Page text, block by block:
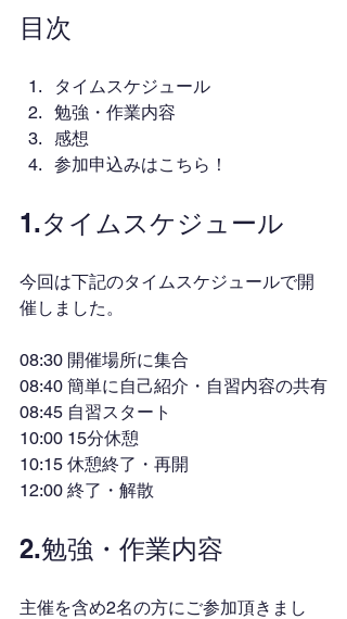
目次
タイムスケジュール
勉強・作業内容
感想
参加申込みはこちら！
1.タイムスケジュール
今回は下記のタイムスケジュールで開
催しました。
08:30 開催場所に集合
08:40 簡単に自己紹介・自習内容の共有
08:45 自習スタート
10:00 15分休憩
10:15 休憩終了・再開
12:00 終了・解散
2.勉強・作業内容
主催を含め2名の方にご参加頂きまし